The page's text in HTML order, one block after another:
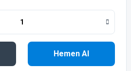
Hemen Al